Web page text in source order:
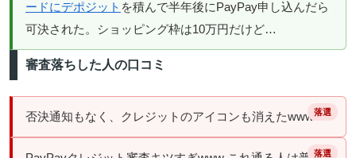
ードにデポジット を積んで半年後にPayPay申し込んだら
可決された。ショッピング枠は10万円だけど…
審査落ちした人の口コミ
否決通知もなく、クレジットのアイコンも消えたwww